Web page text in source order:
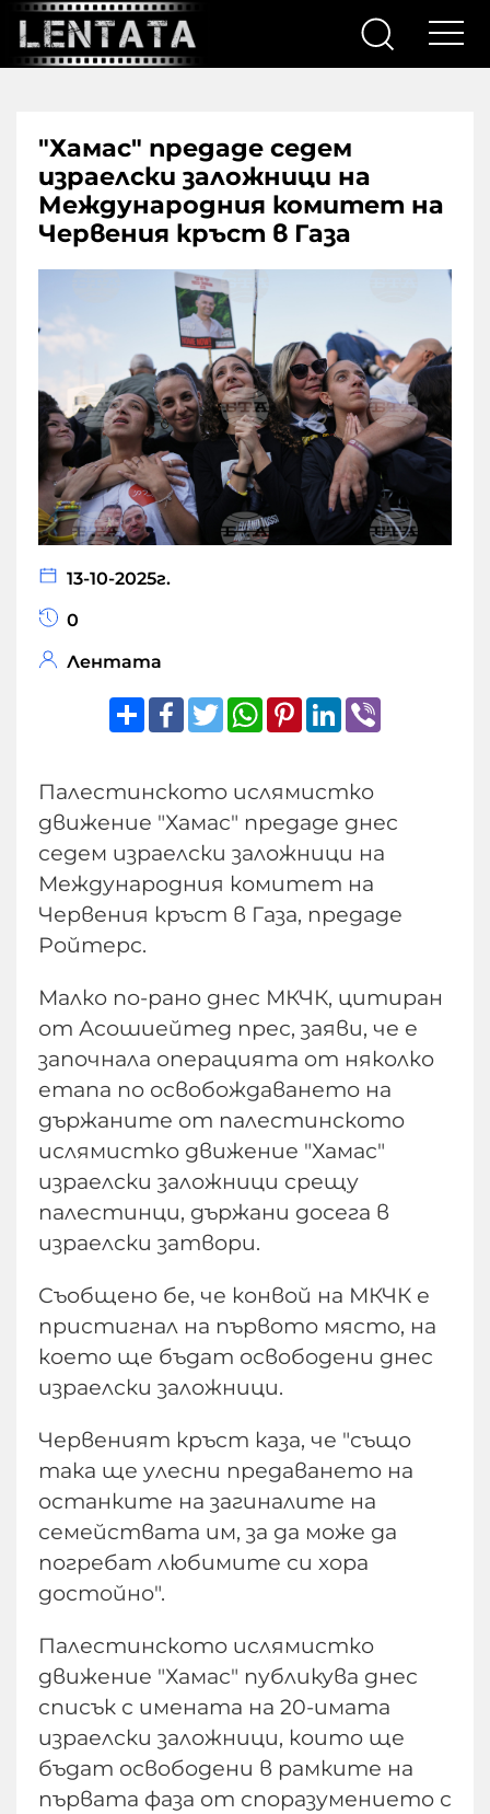
"Хамас" предаде седем
израелски заложници на
Международния комитет на
Червения кръст в Газа
13-10-2025г.
0
Лентата
ShareFacebook
TwitterWhatsApp
Pinterest
LinkedIn
Палестинското ислямистко
движение "Хамас" предаде днес
седем израелски заложници на
Международния комитет на
Червения кръст в Газа, предаде
Ройтерс.
Малко по-рано днес МКЧК, цитиран
от Асошиейтед прес, заяви, че е
започнала операцията от няколко
етапа по освобождаването на
държаните от палестинското
ислямистко движение "Хамас"
израелски заложници срещу
палестинци, държани досега в
израелски затвори.
Съобщено бе, че конвой на МКЧК е
пристигнал на първото място, на
което ще бъдат освободени днес
израелски заложници.
Червеният кръст каза, че "също
така ще улесни предаването на
останките на загиналите на
семействата им, за да може да
погребат любимите си хора
достойно".
Палестинското ислямистко
движение "Хамас" публикува днес
списък с имената на 20-имата
израелски заложници, които ще
бъдат освободени в рамките на
първата фаза от споразумението с